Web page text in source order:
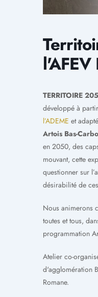
TERRITOIRE
développé à
l’ADEME et
Artois Bas-
en 2050, des
mouvant, cette
questionner sur
désirabilité de
Nous animerons
toutes et tous,
programmation
Atelier co-
d'agglomération
Romane.